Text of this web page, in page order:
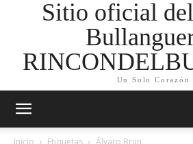
Sitio oficial
Un Solo Corazón
Inicio Etiquetas Álvaro Brun